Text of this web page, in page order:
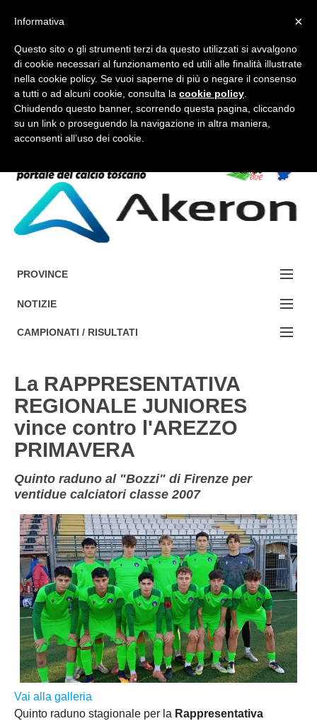
FORUM-ACCEDI
Accedi / Registrati
PROVINCE
EDIZIONE:
AREZZO
GROSSETO
LIVORNO
LUCCA
MASSA CARRARA
PISA
PISTOIA
PRATO
SIENA
Carica la tua Rosa
NOTIZIE
NOTIZIE:
Le iniziative di TOSCANA GOL
Beach soccer
Rappresentative regionali e provinciali
FIGC Toscana
Calcio femminile
Calcio a 5
Societa' piu'
Amatori AICS Lucca
CAMPIONATI / RISULTATI
NAZIONALI
REGIONALI
La RAPPRESENTATIVA
REGIONALE JUNIORES
vince contro l'AREZZO
PRIMAVERA
Quinto raduno al "Bozzi" di Firenze per
ventidue calciatori classe 2007
Vai alla galleria
Quinto raduno stagionale per la Rappresentativa
×
Informativa
Questo sito o gli strumenti terzi da questo utilizzati si avvalgono
di cookie necessari al funzionamento ed utili alle finalità illustrate
nella cookie policy. Se vuoi saperne di più o negare il consenso
a tutti o ad alcuni cookie, consulta la cookie policy
Chiudendo questo banner, scorrendo questa pagina, cliccando
su un link o proseguendo la navigazione in altra maniera,
acconsenti all’uso dei cookie.